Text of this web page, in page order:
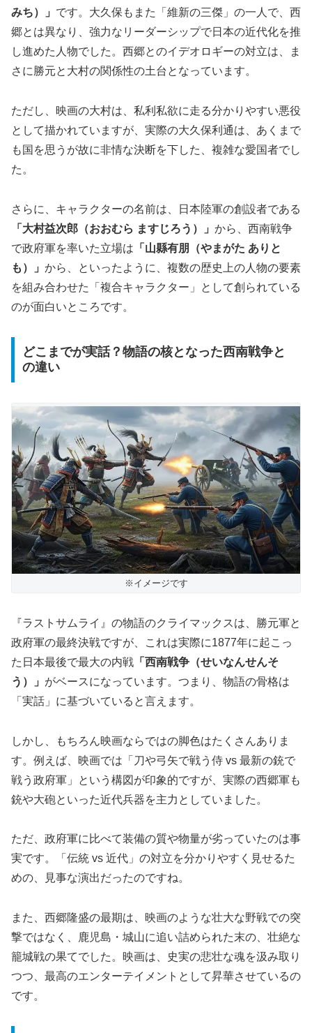
みち）」 です。大久保もまた「維新の三傑」の一人で、西
郷とは異なり、強力なリーダーシップで日本の近代化を推
し進めた人物でした。西郷とのイデオロギーの対立は、ま
さに勝元と大村の関係性の土台となっています。
ただし、映画の大村は、私利私欲に走る分かりやすい悪役
として描かれていますが、実際の大久保利通は、あくまで
も国を思うが故に非情な決断を下した、複雑な愛国者でし
た。
さらに、キャラクターの名前は、日本陸軍の創設者である
「大村益次郎（おおむら ますじろう）」 から、西南戦争
で政府軍を率いた立場は 「山縣有朋（やまがた ありと
も）」 から、といったように、複数の歴史上の人物の要素
を組み合わせた「複合キャラクター」として創られている
のが面白いところです。
どこまでが実話？物語の核となった西南戦争と
の違い
※イメージです
『ラストサムライ』の物語のクライマックスは、勝元軍と
政府軍の最終決戦ですが、これは実際に1877年に起こっ
た日本最後で最大の内戦 「西南戦争（せいなんせんそ
う）」 がベースになっています。つまり、物語の骨格は
「実話」に基づいていると言えます。
しかし、もちろん映画ならではの脚色はたくさんありま
す。例えば、映画では「刀や弓矢で戦う侍 vs 最新の銃で
戦う政府軍」という構図が印象的ですが、実際の西郷軍も
銃や大砲といった近代兵器を主力としていました。
ただ、政府軍に比べて装備の質や物量が劣っていたのは事
実です。「伝統 vs 近代」の対立を分かりやすく見せるた
めの、見事な演出だったのですね。
また、西郷隆盛の最期は、映画のような壮大な野戦での突
撃ではなく、鹿児島・城山に追い詰められた末の、壮絶な
籠城戦の果てでした。映画は、史実の悲壮な魂を汲み取り
つつ、最高のエンターテイメントとして昇華させているの
です。